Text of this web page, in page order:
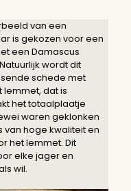
van een
is gekozen voor een
een Damascus
wordt dit
schede met
lemmet, dat is
het totaalplaatje
waren geklonken
van hoge kwaliteit en
het lemmet. Dit
elke jager en
wil.